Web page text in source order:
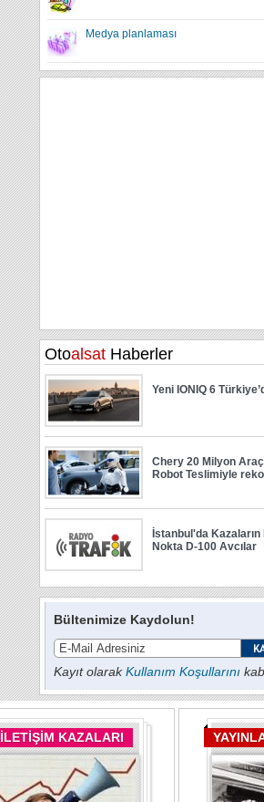
Medya planlaması
Bültenimize Kaydolun!
Kayıt olarakKullanım Koşullarını
İLETİŞİM KAZALARI